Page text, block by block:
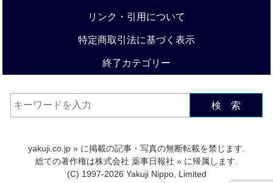
リンク・引用について
特定商取引法に基づく表示
終了カテゴリー
検 索
yakuji.co.jp » に掲載の記事・写真の無断転載を禁じます.
総ての著作権は株式会社 薬事日報社 » に帰属します.
(C) 1997-2026 Yakuji Nippo, Limited